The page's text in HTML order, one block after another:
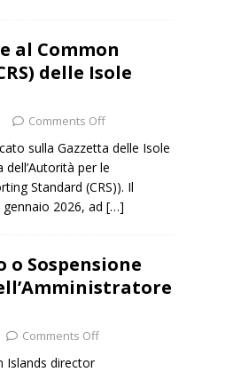
al Common
delle Isole
Comments Off
sulla Gazzetta delle Isole
per le
Standard (CRS)). Il
2026, ad […]
o Sospensione
Comments Off
Islands director